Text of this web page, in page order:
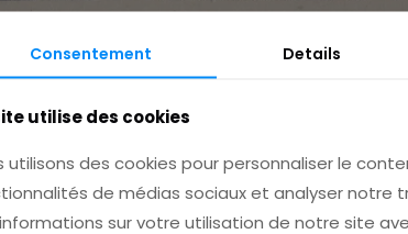
Consentement Details
utilise des cookies
utilisons des cookies pour personnaliser le
de médias sociaux et analyser notre
sur votre utilisation de notre site